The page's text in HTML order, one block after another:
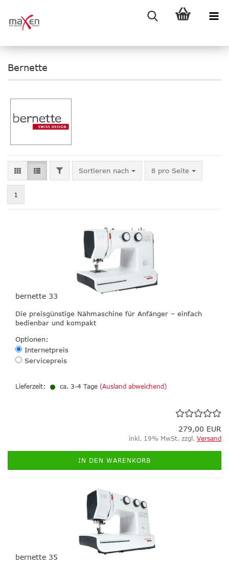
Bernette
FILTERSortieren nach
Sortieren nach 8 pro Seite
pro Seite
1
bernette 33
Die preisgünstige Nähmaschine für Anfänger – einfach
bedienbar und kompakt
Optionen:
Internetpreis
Servicepreis
Lieferzeit: ca. 3-4 Tage (Ausland abweichend)
279,00 EUR
inkl. 19% MwSt. zzgl. Versand
IN DEN WARENKORB
bernette 35